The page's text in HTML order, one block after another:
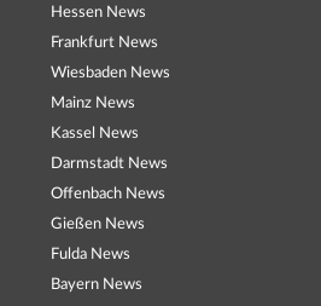
Hessen News
Frankfurt News
Wiesbaden News
Mainz News
Kassel News
Darmstadt News
Offenbach News
Gießen News
Fulda News
Bayern News